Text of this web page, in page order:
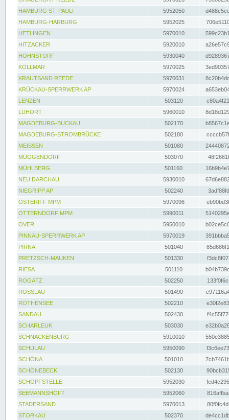
HAMBURG ST. PAULI
5952050
HAMBURG-HARBURG
5952025
HETLINGEN
5970010
HITZACKER
5920010
HOHNSTORF
5930040
KOLLMAR
5970025
KRAUTSAND REEDE
5970031
KRÜCKAU-SPERRWERK AP
5970024
LENZEN
503120
LÜHORT
5960010
MAGDEBURG-BUCKAU
502170
MAGDEBURG-STROMBRÜCKE
502180
MEISSEN
501080
MÜGGENDORF
503070
MÜHLBERG
501160
NEU DARCHAU
5930010
NIEGRIPP AP
502240
OSTERIFF MPM
5970096
OTTERNDORF MPM
5990011
OVER
5950010
PINNAU-SPERRWERK AP
5970019
PIRNA
501040
PRETZSCH-MAUKEN
501330
RIESA
501110
ROGÄTZ
502250
ROSSLAU
501490
ROTHENSEE
502210
SANDAU
502430
SCHARLEUK
503030
SCHNACKENBURG
5910010
SCHULAU
5950090
SCHÖNA
501010
SCHÖNEBECK
502130
SCHÖPFSTELLE
5952030
SEEMANNSHÖFT
5952060
STADERSAND
5970013
STORKAU
502370